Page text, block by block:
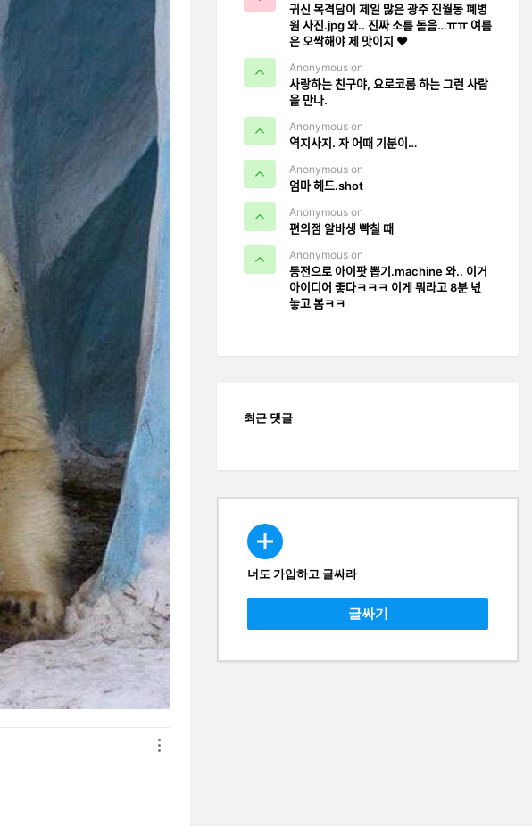
귀신 목격담이 제일 많은 광주 진월동 폐병
원 사진.jpg 와.. 진짜 소름 돋음…ㅠㅠ 여름
은 오싹해야 제 맛이지 ❤️
Anonymous on
사랑하는 친구야, 요로코롬 하는 그런 사람
을 만나.
Anonymous on
역지사지. 자 어때 기분이…
Anonymous on
엄마 헤드.shot
Anonymous on
편의점 알바생 빡칠 때
Anonymous on
동전으로 아이팟 뽑기.machine 와.. 이거
아이디어 좋다ㅋㅋㅋ 이게 뭐라고 8분 넋
놓고 봄ㅋㅋ
최근 댓글
CREATE
너도 가입하고 글싸라
글싸기